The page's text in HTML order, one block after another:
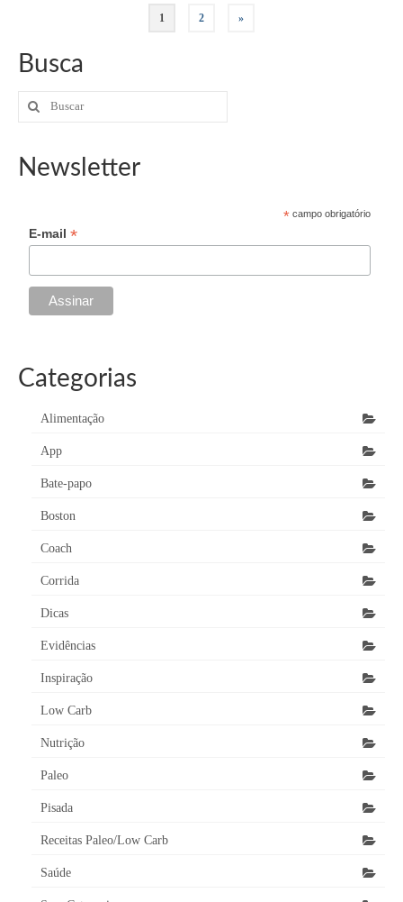
Navegação
por
posts
1 2 »
Busca
Buscar
por:
Newsletter
* campo obrigatório
E-mail*
Categorias
Alimentação
App
Bate-papo
Boston
Coach
Corrida
Dicas
Evidências
Inspiração
Low Carb
Nutrição
Paleo
Pisada
Receitas Paleo/Low Carb
Saúde